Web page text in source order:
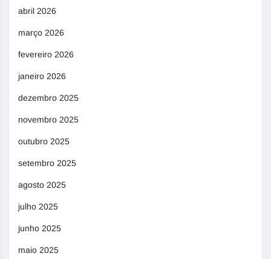
abril 2026
março 2026
fevereiro 2026
janeiro 2026
dezembro 2025
novembro 2025
outubro 2025
setembro 2025
agosto 2025
julho 2025
junho 2025
maio 2025